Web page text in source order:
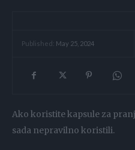
Published: May 25, 2024
Ako koristite kapsule za
sada nepravilno koristili.